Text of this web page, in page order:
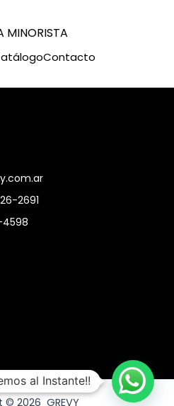
MINORISTA
Contacto
2691
4598
2026 GREVY
al Instante!!